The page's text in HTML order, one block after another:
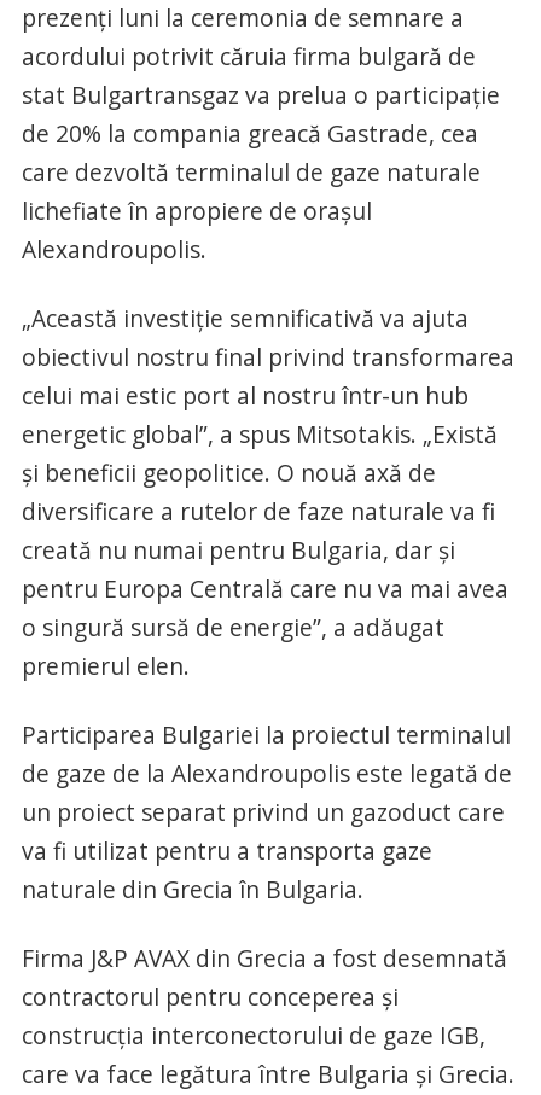
prezenţi luni la ceremonia de semnare a
acordului potrivit căruia firma bulgară de
stat Bulgartransgaz va prelua o participaţie
de 20% la compania greacă Gastrade, cea
care dezvoltă terminalul de gaze naturale
lichefiate în apropiere de oraşul
Alexandroupolis.
„Această investiţie semnificativă va ajuta
obiectivul nostru final privind transformarea
celui mai estic port al nostru într-un hub
energetic global”, a spus Mitsotakis. „Există
şi beneficii geopolitice. O nouă axă de
diversificare a rutelor de faze naturale va fi
creată nu numai pentru Bulgaria, dar şi
pentru Europa Centrală care nu va mai avea
o singură sursă de energie”, a adăugat
premierul elen.
Participarea Bulgariei la proiectul terminalul
de gaze de la Alexandroupolis este legată de
un proiect separat privind un gazoduct care
va fi utilizat pentru a transporta gaze
naturale din Grecia în Bulgaria.
Firma J&P AVAX din Grecia a fost desemnată
contractorul pentru conceperea şi
construcţia interconectorului de gaze IGB,
care va face legătura între Bulgaria şi Grecia.